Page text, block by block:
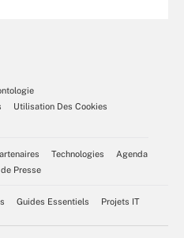
Utilisation Des Cookies
Technologies
Agenda
Presse
Guides Essentiels Projets IT